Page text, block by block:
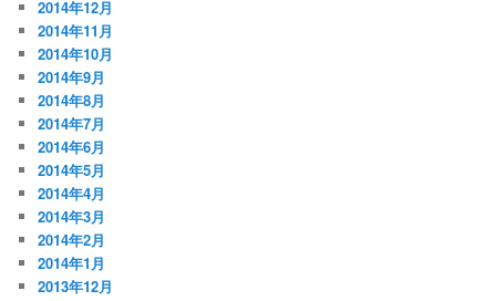
2014年12月
2014年11月
2014年10月
2014年9月
2014年8月
2014年7月
2014年6月
2014年5月
2014年4月
2014年3月
2014年2月
2014年1月
2013年12月